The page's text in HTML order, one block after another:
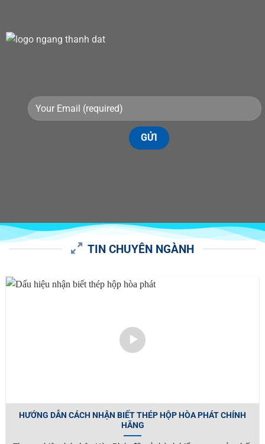
TIN CHUYÊN NGÀNH
HƯỚNG DẪN CÁCH NHẬN BIẾT THÉP HỘP HÒA PHÁT CHÍNH
HÃNG